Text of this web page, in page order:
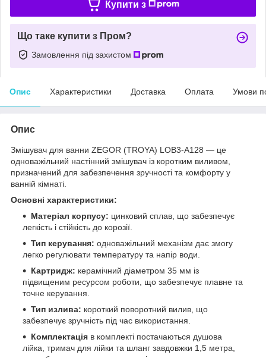
Купити з
Що таке купити з Пром?
Замовлення під захистом
Опис Характеристики Доставка Оплата Умови
Опис
Змішувач для ванни ZEGOR (TROYA) LOB3-A128 — це
одноважільний настінний змішувач із коротким виливом,
призначений для забезпечення зручності та комфорту у
ванній кімнаті.
Основні характеристики:
Матеріал корпусу: цинковий сплав, що забезпечує
легкість і стійкість до корозії.
Тип керування: одноважільний механізм дає змогу
легко регулювати температуру та напір води.
Картридж: керамічний діаметром 35 мм із
підвищеним ресурсом роботи, що забезпечує плавне та
точне керування.
Тип излива: короткий поворотний вилив, що
забезпечує зручність під час використання.
Комплектація в комплекті постачаються душова
лійка, тримач для лійки та шланг завдовжки 1,5 метра,